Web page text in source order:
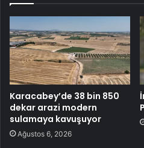
Karacabey’de 38 bin 850
dekar arazi modern
sulamaya kavuşuyor
Ağustos 6, 2026